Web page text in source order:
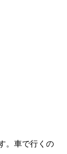
。車で行くの